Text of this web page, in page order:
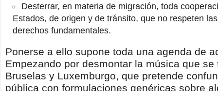
Desterrar, en materia de migración, toda
Estados, de origen y de tránsito, que no respeten
derechos fundamentales.
Ponerse a ello supone toda una agenda de
Empezando por desmontar la música que se
Bruselas y Luxemburgo, que pretende
pública con formulaciones genéricas sobre